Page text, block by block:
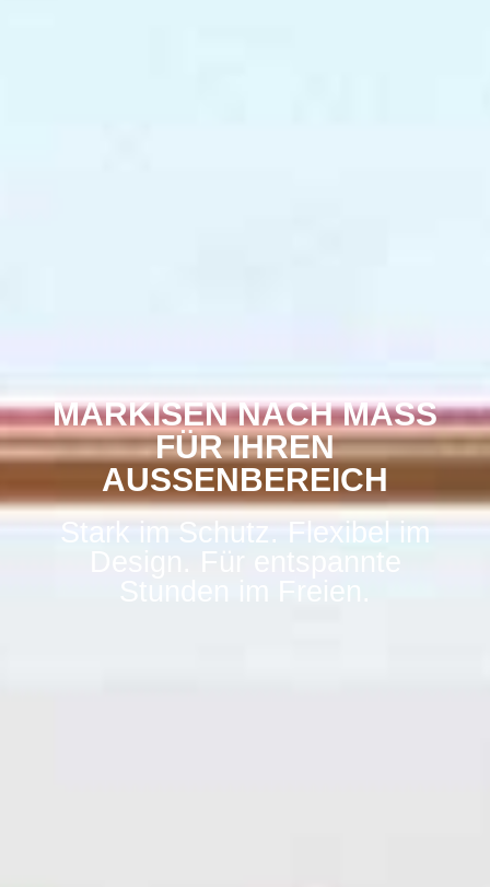
MARKISEN NACH MASS F
ÜR IHREN A
USSENBEREICH
Stark im Schutz. Flexibel im
Design. Für entspannte
Stunden im Freien.